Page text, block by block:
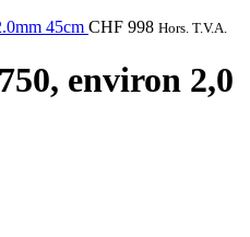
45cm CHF 998 Hors. T.V.A.
environ 2,0